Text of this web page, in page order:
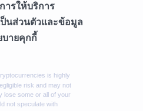
ารให้บริการ
นส่วนตัวและข้อมูล
บายคุกกี้